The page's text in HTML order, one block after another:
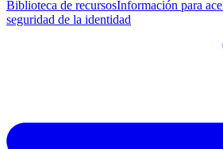
Biblioteca de recursosInformación para
seguridad de la identidad